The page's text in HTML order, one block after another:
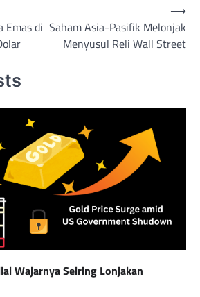
Emas di Saham Asia-Pasifik Melonjak
Menyusul Reli Wall Street
⟶
Wajarnya Seiring Lonjakan